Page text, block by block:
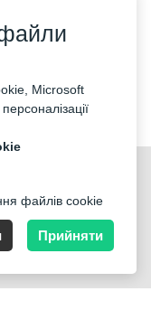
address:
Microsoft
файлів cookie
Прийняти